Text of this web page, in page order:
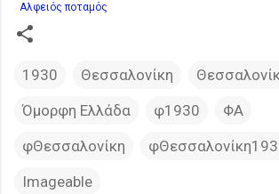
Αλφειός ποταμός
1930 Θεσσαλονίκη
Όμορφη Ελλάδα
φ1930
ΦΑ
φΘεσσαλονίκη
Imageable